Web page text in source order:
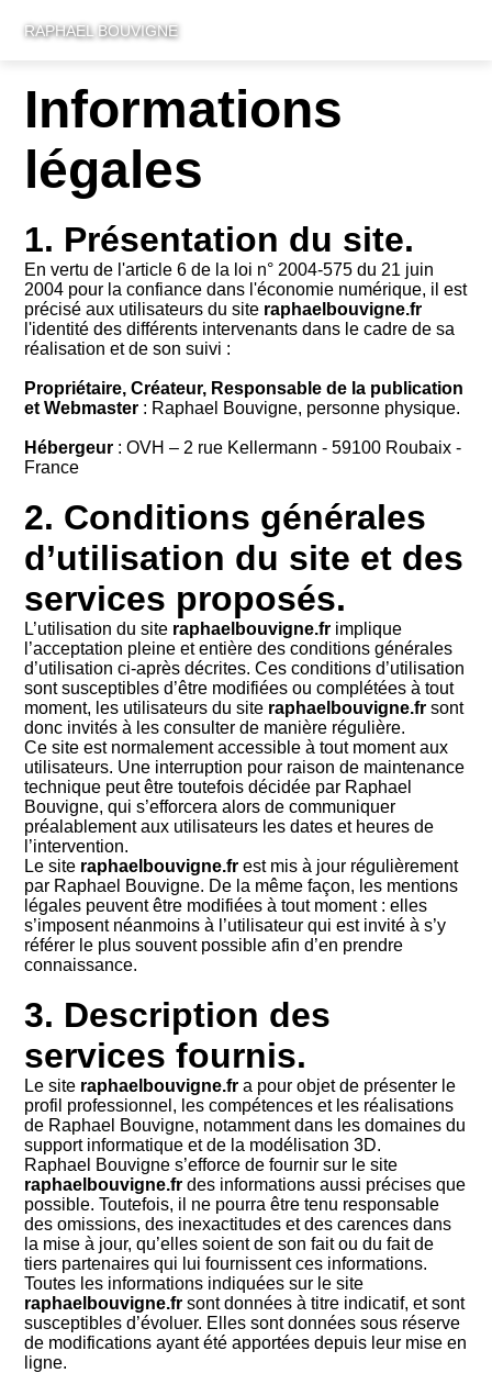
RAPHAEL BOUVIGNE
Informations
légales
1. Présentation du site.
En vertu de l'article 6 de la loi n° 2004-575 du 21 juin
2004 pour la confiance dans l'économie numérique, il est
précisé aux utilisateurs du site raphaelbouvigne.fr
l'identité des différents intervenants dans le cadre de sa
réalisation et de son suivi :
Propriétaire, Créateur, Responsable de la publication
et Webmaster : Raphael Bouvigne, personne physique.
Hébergeur : OVH – 2 rue Kellermann - 59100 Roubaix -
France
2. Conditions générales
d’utilisation du site et des
services proposés.
L’utilisation du site raphaelbouvigne.fr implique
l’acceptation pleine et entière des conditions générales
d’utilisation ci-après décrites. Ces conditions d’utilisation
sont susceptibles d’être modifiées ou complétées à tout
moment, les utilisateurs du site raphaelbouvigne.fr sont
donc invités à les consulter de manière régulière.
Ce site est normalement accessible à tout moment aux
utilisateurs. Une interruption pour raison de maintenance
technique peut être toutefois décidée par Raphael
Bouvigne, qui s’efforcera alors de communiquer
préalablement aux utilisateurs les dates et heures de
l’intervention.
Le site raphaelbouvigne.fr est mis à jour régulièrement
par Raphael Bouvigne. De la même façon, les mentions
légales peuvent être modifiées à tout moment : elles
s’imposent néanmoins à l’utilisateur qui est invité à s’y
référer le plus souvent possible afin d’en prendre
connaissance.
3. Description des
services fournis.
Le site raphaelbouvigne.fr a pour objet de présenter le
profil professionnel, les compétences et les réalisations
de Raphael Bouvigne, notamment dans les domaines du
support informatique et de la modélisation 3D.
Raphael Bouvigne s’efforce de fournir sur le site
raphaelbouvigne.fr des informations aussi précises que
possible. Toutefois, il ne pourra être tenu responsable
des omissions, des inexactitudes et des carences dans
la mise à jour, qu’elles soient de son fait ou du fait de
tiers partenaires qui lui fournissent ces informations.
Toutes les informations indiquées sur le site
raphaelbouvigne.fr sont données à titre indicatif, et sont
susceptibles d’évoluer. Elles sont données sous réserve
de modifications ayant été apportées depuis leur mise en
ligne.